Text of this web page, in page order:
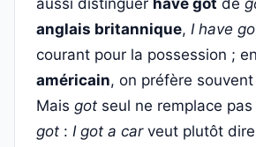
aussi distinguer have got de
anglais britannique, I have
courant pour la possession ; en
américain, on préfère souvent
Mais got seul ne remplace
got : I got a carveut plutôt dire